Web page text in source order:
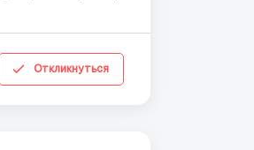
Откликнуться